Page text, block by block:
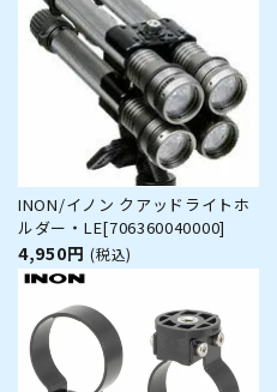
INON/イノン クアッドライトホ
ルダー・LE[706360040000]
4,950円 (税込)